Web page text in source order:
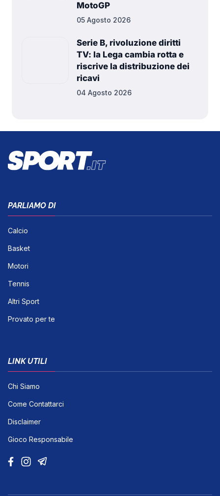
MotoGP
05 Agosto 2026
Serie B, rivoluzione diritti
TV: la Lega cambia rotta e
riscrive la distribuzione dei
ricavi
04 Agosto 2026
PARLIAMO DI
Calcio
Basket
Motori
Tennis
Altri Sport
Provato per te
LINK UTILI
Chi Siamo
Come Contattarci
Disclaimer
Gioco Responsabile